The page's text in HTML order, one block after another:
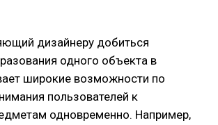
дизайнеру добиться
одного объекта в
широкие возможности по
пользователей к
одновременно. Например,